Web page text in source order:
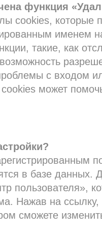
функция
cookies, которые
именем
такие, как
с входом
может
в базе данных.
пользователя»,
Нажав на
сможете